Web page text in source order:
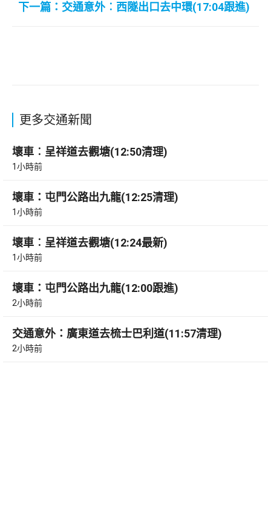
下一篇：交通意外︰西隧出口去中環(17:04跟進)
更多交通新聞
壞車︰呈祥道去觀塘(12:50清理)
1小時前
壞車：屯門公路出九龍(12:25清理)
1小時前
壞車︰呈祥道去觀塘(12:24最新)
1小時前
壞車：屯門公路出九龍(12:00跟進)
2小時前
交通意外：廣東道去梳士巴利道(11:57清理)
2小時前